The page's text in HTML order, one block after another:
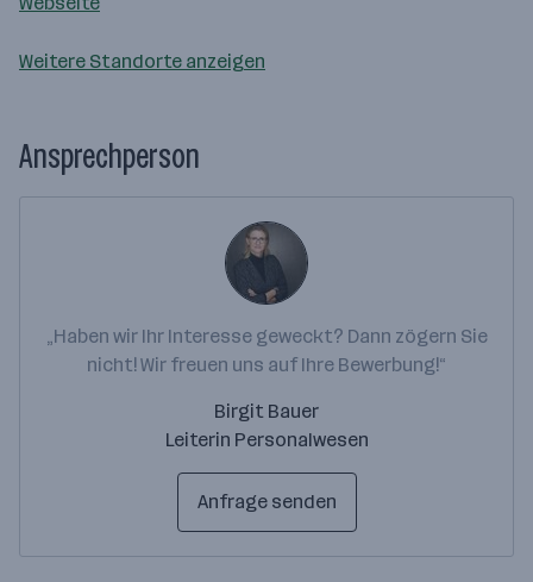
Weitere Standorte anzeigen
Ansprechperson
„Haben wir Ihr Interesse geweckt? Dann zögern Sie
nicht! Wir freuen uns auf Ihre Bewerbung!“
Birgit Bauer
Leiterin Personalwesen
Anfrage senden